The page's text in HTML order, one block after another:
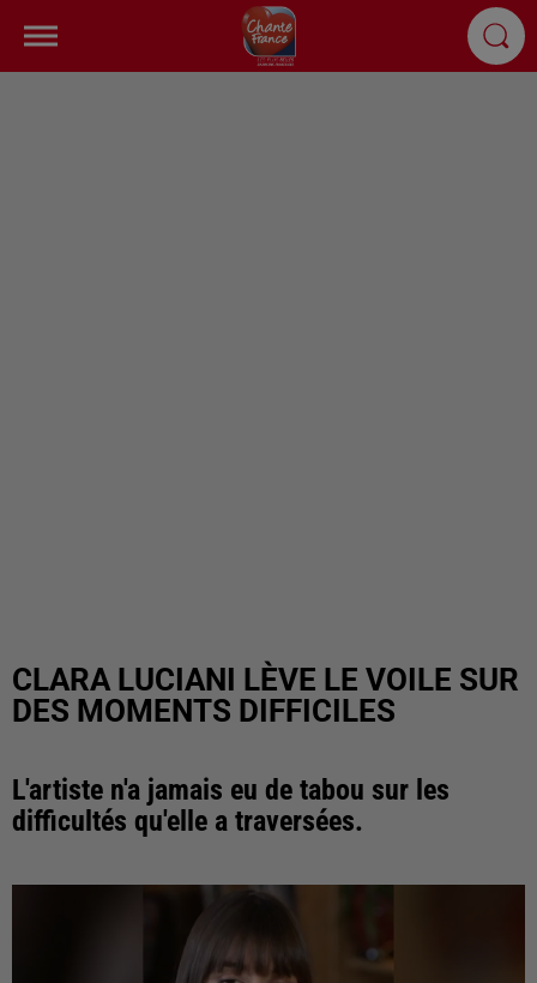
CLARA LUCIANI LÈVE LE VOILE SUR
DES MOMENTS DIFFICILES
L'artiste n'a jamais eu de tabou sur les
difficultés qu'elle a traversées.